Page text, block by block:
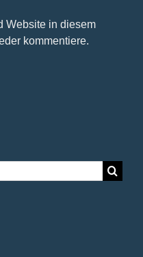
Website in diesem
kommentiere.